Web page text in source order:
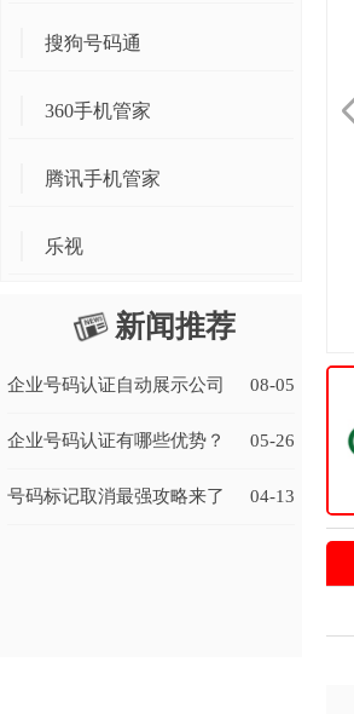
搜狗号码通
360手机管家
腾讯手机管家
乐视
新闻推荐
企业号码认证自动展示公司
名称有什么好处？
08-05
企业号码认证有哪些优势？ 05-26
号码标记取消最强攻略来了 04-13